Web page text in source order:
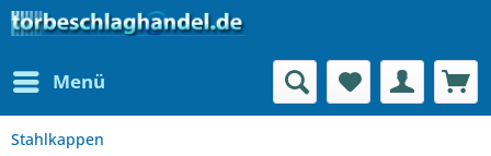
Menü
Stahlkappen